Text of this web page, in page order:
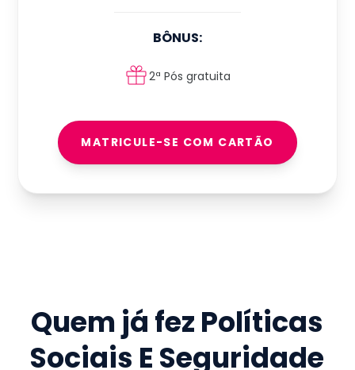
BÔNUS:
2ª Pós gratuita
MATRICULE-SE COM CARTÃO
Quem já fez Políticas
Sociais E Seguridade